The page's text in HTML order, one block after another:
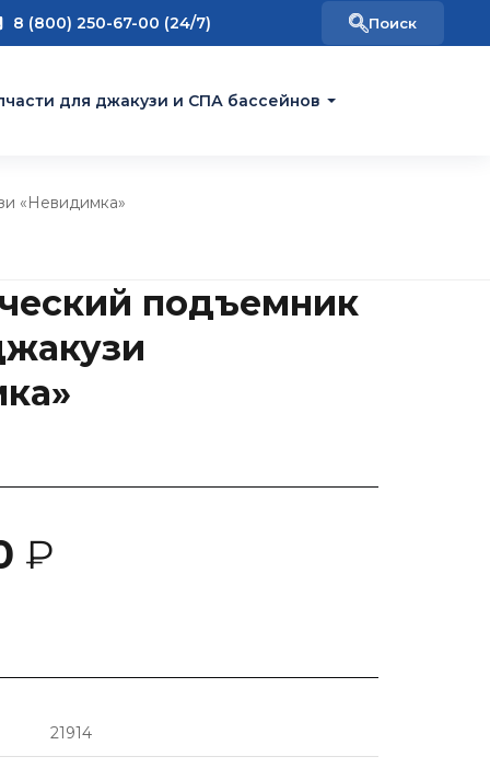
8 (800) 250-67-00 (24/7)
для джакузи и СПА бассейнов
«Невидимка»
подъемник
₽
21914